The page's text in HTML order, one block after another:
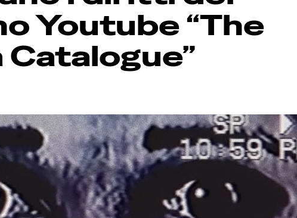
Youtube “The